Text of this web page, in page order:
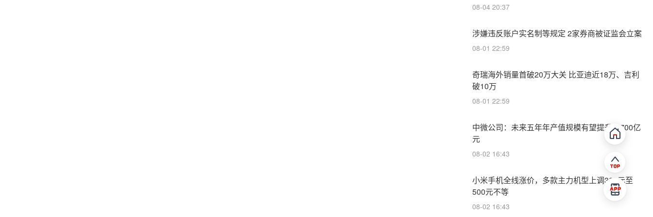
08-04 20:37
涉嫌违反账户实名制等规定 2家券商被证监会立案
08-01 22:59
奇瑞海外销量首破20万大关 比亚迪近18万、吉利
破10万
08-01 22:59
中微公司：未来五年年产值规模有望提升至700亿
元
08-02 16:43
小米手机全线涨价，多款主力机型上调300元至
500元不等
08-02 16:43